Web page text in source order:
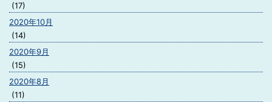
(17)
2020年10月
(14)
2020年9月
(15)
2020年8月
(11)